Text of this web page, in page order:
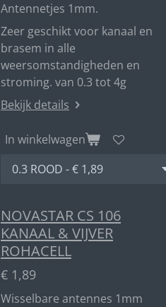
Antennetjes 1mm.
Zeer geschikt voor kanaal en
brasem in alle
weersomstandigheden en
stroming. van 0.3 tot 4g
Bekijk details
In winkelwagen
NOVASTAR CS 106
KANAAL & VIJVER
ROHACELL
€ 1,89
Wisselbare antennes 1mm